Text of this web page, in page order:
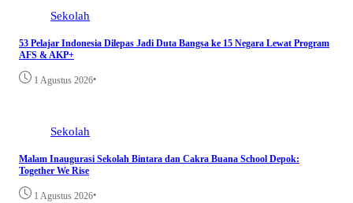
Sekolah
53 Pelajar Indonesia Dilepas Jadi Duta Bangsa ke 15 Negara Lewat Program
AFS & AKP+
1 Agustus 2026•
Sekolah
Malam Inaugurasi Sekolah Bintara dan Cakra Buana School Depok:
Together We Rise
1 Agustus 2026•